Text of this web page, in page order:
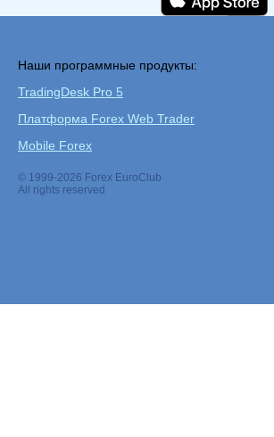
Наши программные продукты:
TradingDesk Pro 5
Платформа Forex Web Trader
Mobile Forex
© 1999-2026 Forex EuroClub
All rights reserved